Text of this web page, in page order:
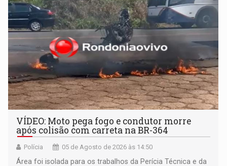
VÍDEO: Moto pega fogo e condutor morre
após colisão com carreta na BR-364
Polícia 05 de Agosto de 2026 às 14:50
Área foi isolada para os trabalhos da Perícia Técnica e da